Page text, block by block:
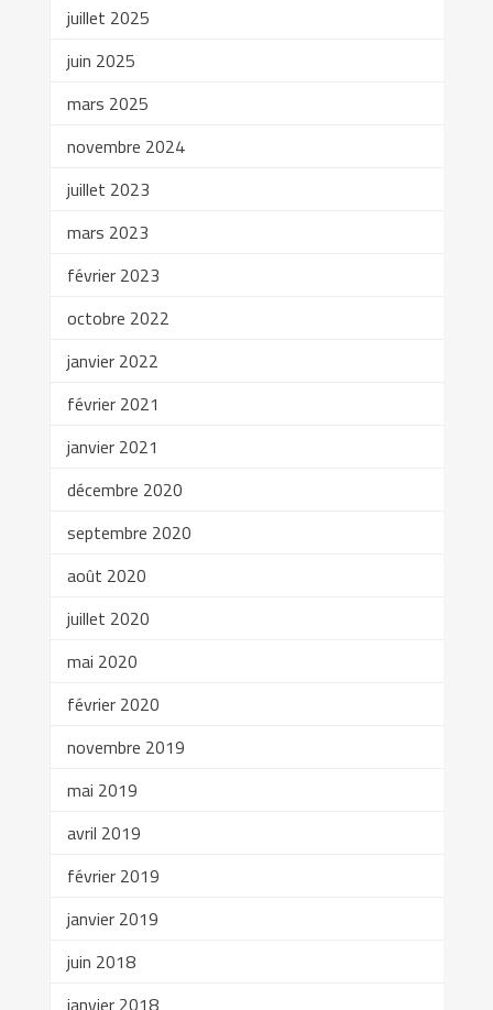
juillet 2025
juin 2025
mars 2025
novembre 2024
juillet 2023
mars 2023
février 2023
octobre 2022
janvier 2022
février 2021
janvier 2021
décembre 2020
septembre 2020
août 2020
juillet 2020
mai 2020
février 2020
novembre 2019
mai 2019
avril 2019
février 2019
janvier 2019
juin 2018
janvier 2018